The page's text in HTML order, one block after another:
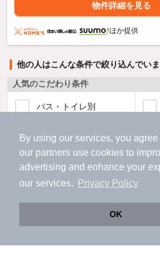
By using our services, you
our partners use cookies to
advertising and enhance your
our services.
Privacy Policy
OK
アプリに切り替えて、サクサ
会員登録なしですぐ使える。マッ
物件詳細を見る
ほか提供
他の人はこんな条件で絞り込んでいま
人気のこだわり条件
バス・トイレ別
駐車場あり
洗濯機置場あり
温水洗浄便座